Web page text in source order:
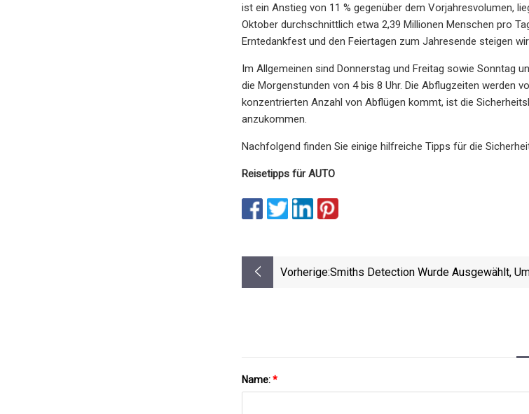
ist ein Anstieg von 11 % gegenüber dem Vorjahresvolumen,
Oktober durchschnittlich etwa 2,39 Millionen Menschen pro
Erntedankfest und den Feiertagen zum Jahresende steigen
Im Allgemeinen sind Donnerstag und Freitag sowie Sonntag
die Morgenstunden von 4 bis 8 Uhr. Die Abflugzeiten werden
konzentrierten Anzahl von Abflügen kommt, ist die
anzukommen.
Nachfolgend finden Sie einige hilfreiche Tipps für die
Reisetipps für AUTO
Vorherige:Smiths Detection Wurde Ausgewählt,
Name:*